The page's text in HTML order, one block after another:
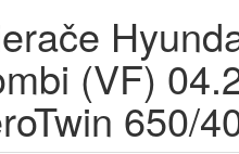
(VF)
650/